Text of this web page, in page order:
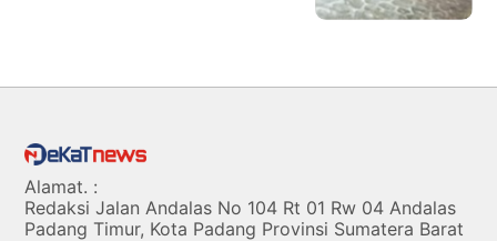
Alamat. :
Redaksi Jalan Andalas No 104 Rt 01 Rw 04 Andalas
Padang Timur, Kota Padang Provinsi Sumatera Barat